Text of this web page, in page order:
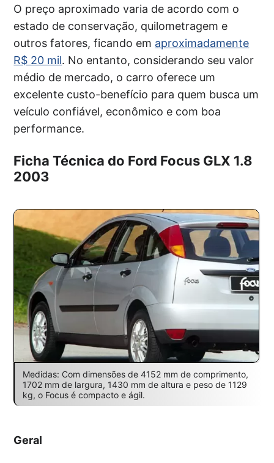
O preço aproximado varia de acordo com o
estado de conservação, quilometragem e
outros fatores, ficando em aproximadamente
R$ 20 mil. No entanto, considerando seu valor
médio de mercado, o carro oferece um
excelente custo-benefício para quem busca um
veículo confiável, econômico e com boa
performance.
Ficha Técnica do Ford Focus GLX 1.8
2003
Medidas: Com dimensões de 4152 mm de comprimento,
1702 mm de largura, 1430 mm de altura e peso de 1129
kg, o Focus é compacto e ágil.
Geral